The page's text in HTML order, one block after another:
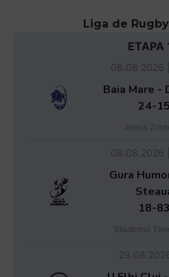
Liga de
ETAPA
08.08.2026
Baia Mare -
24-15
Arena
08.08.2026
Gura
18-83
Stadionul